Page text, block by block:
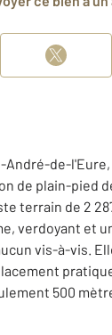
André-de-
de plain-pied
terrain de 2
verdoyant et
vis-à-vis.
500